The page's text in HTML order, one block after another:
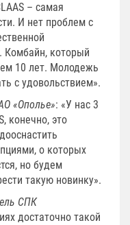
– самая
И нет проблем с
Комбайн, который
10 лет. Молодежь
с удовольствием».
«Ополье»: «У нас 3
конечно, это
о которых
но будем
такую новинку».
СПК
достаточно такой